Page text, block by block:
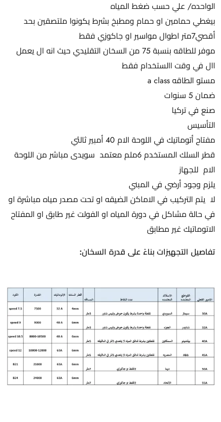
الواحده/ علي حسب ضغط المياه
بيغطي حمامين او حمام ومطبخ بشرط يكونوا ملتصقين بحد
أقصي7متر اطوال مواسير او جاكوزي فقط
موفر للطاقه بنسبة 75 من السخان التقليدي حيث انه ال يعمل
اال في وقت االستخدام فقط
مستو الطاقه a class
ضمان 5 سنوات
صنع في تركيا
التأسيس
مفتاح أتوماتيك في اللوحة الام 40 أمبير ثالثي
قطر السلك المستخدم 6ملم معتمد سويدى مباشر من اللوحة
الام للجهاز
يلزم وجود أرضي في المبني
لا يتم التركيب في الاماكن الضيقه او تحت مصدر مياه مباشرة او
في حالة مشاكل في دورة المياه او الفولت غير طابق او المفتاح
الاتوماتيك غير مطابق
تفاصيل التجهيزات بناءً على قدرة السخان: